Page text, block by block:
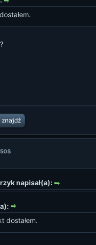
napisał(a):
dostałem.